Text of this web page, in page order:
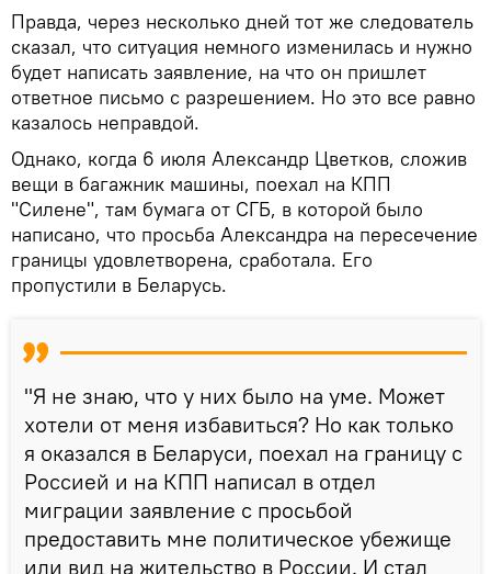
Правда, через несколько дней тот же следователь
сказал, что ситуация немного изменилась и нужно
будет написать заявление, на что он пришлет
ответное письмо с разрешением. Но это все равно
казалось неправдой.
Однако, когда 6 июля Александр Цветков, сложив
вещи в багажник машины, поехал на КПП
"Силене", там бумага от СГБ, в которой было
написано, что просьба Александра на пересечение
границы удовлетворена, сработала. Его
пропустили в Беларусь.
"Я не знаю, что у них было на уме. Может
хотели от меня избавиться? Но как только
я оказался в Беларуси, поехал на границу с
Россией и на КПП написал в отдел
миграции заявление с просьбой
предоставить мне политическое убежище
или вид на жительство в России. И стал